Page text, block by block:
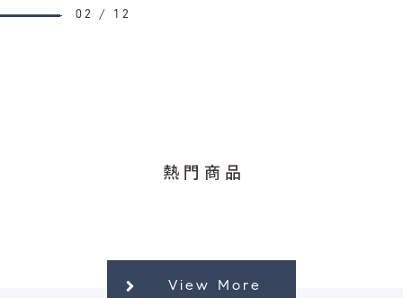
常見問題
02 12
熱門商品
View More